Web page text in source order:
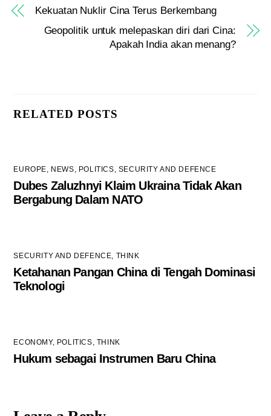
Kekuatan Nuklir Cina Terus Berkembang
Geopolitik untuk melepaskan diri dari Cina:
Apakah India akan menang?
RELATED POSTS
EUROPE, NEWS, POLITICS, SECURITY AND DEFENCE
Dubes Zaluzhnyi Klaim Ukraina Tidak Akan
Bergabung Dalam NATO
SECURITY AND DEFENCE, THINK
Ketahanan Pangan China di Tengah Dominasi
Teknologi
ECONOMY, POLITICS, THINK
Hukum sebagai Instrumen Baru China